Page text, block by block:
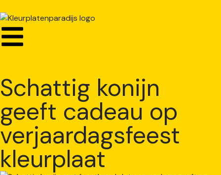
Schattig konijn
geeft cadeau op
verjaardagsfeest
kleurplaat